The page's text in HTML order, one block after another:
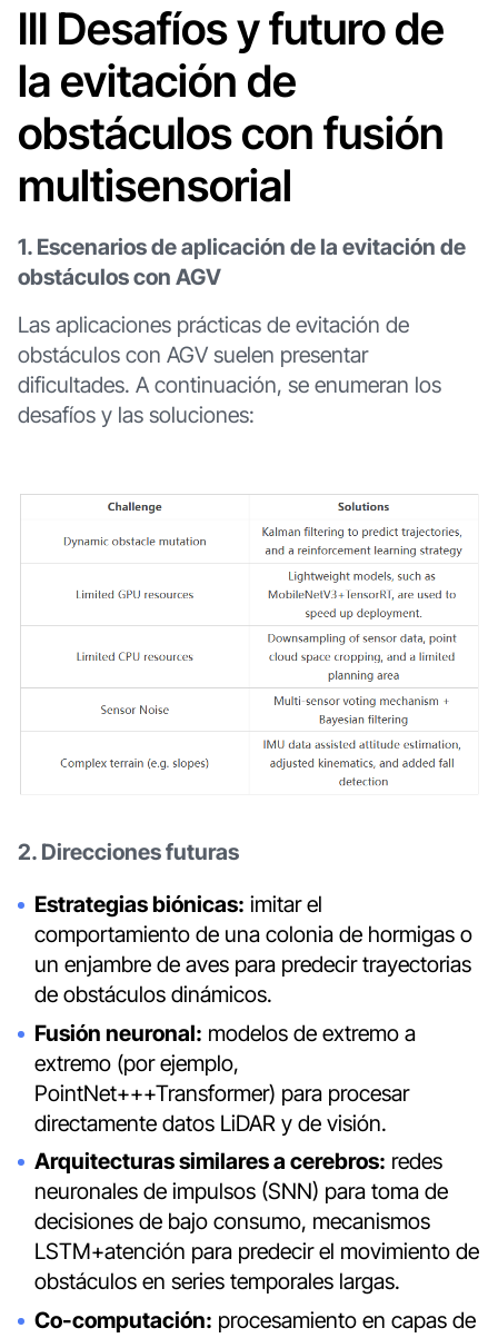
III Desafíos y futuro de
la evitación de
obstáculos con fusión
multisensorial
1. Escenarios de aplicación de la evitación de
obstáculos con AGV
Las aplicaciones prácticas de evitación de
obstáculos con AGV suelen presentar
dificultades. A continuación, se enumeran los
desafíos y las soluciones:
2. Direcciones futuras
Estrategias biónicas: imitar el
comportamiento de una colonia de hormigas o
un enjambre de aves para predecir trayectorias
de obstáculos dinámicos.
Fusión neuronal: modelos de extremo a
extremo (por ejemplo,
PointNet+++Transformer) para procesar
directamente datos LiDAR y de visión.
Arquitecturas similares a cerebros: redes
neuronales de impulsos (SNN) para toma de
decisiones de bajo consumo, mecanismos
LSTM+atención para predecir el movimiento de
obstáculos en series temporales largas.
Co-computación: procesamiento en capas de